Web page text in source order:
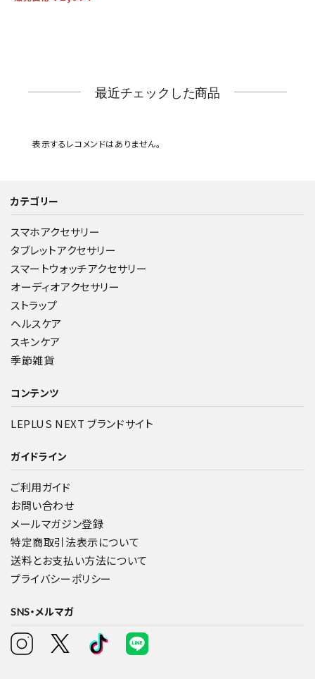
最近チェックした商品
表示するレコメンドはありません。
カテゴリー
スマホアクセサリー
タブレットアクセサリー
スマートウォッチアクセサリー
オーディオアクセサリー
ストラップ
ヘルスケア
スキンケア
季節雑貨
コンテンツ
LEPLUS NEXT ブランドサイト
ガイドライン
ご利用ガイド
お問い合わせ
メールマガジン登録
特定商取引法表示について
送料とお支払い方法について
プライバシーポリシー
SNS・メルマガ